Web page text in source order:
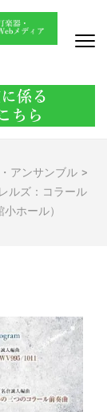
アンサンブル >
ルズ：コラール
ホール）